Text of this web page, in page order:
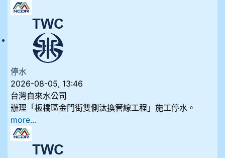
停水
2026-08-05, 13:46
台灣自來水公司
辦理「板橋區金門街雙側汰換管線工程」施工停水。
more...